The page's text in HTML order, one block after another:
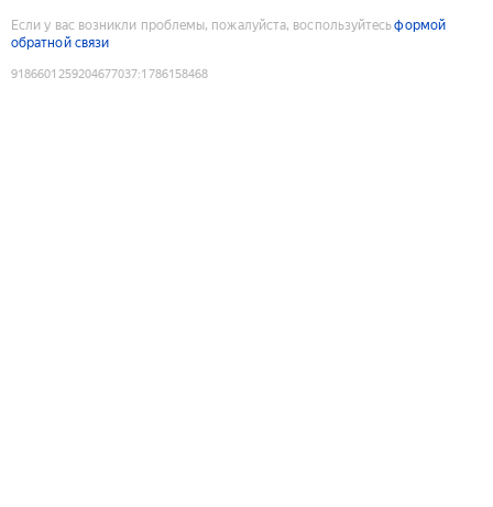
Если у вас возникли проблемы, пожалуйста, воспользуйтесьформой
обратной связи
9186601259204677037:1786158468